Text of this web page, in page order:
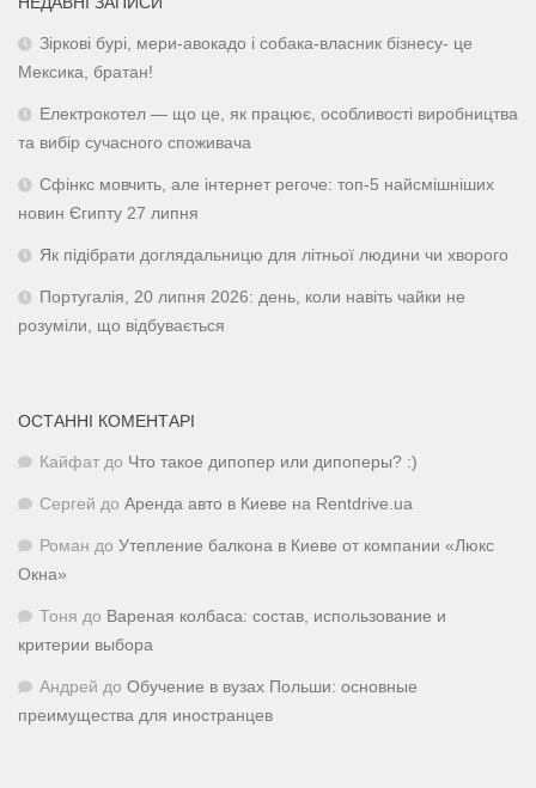
Зіркові бурі, мери-авокадо і собака-власник бізнесу- це
Мексика, братан!
Електрокотел — що це, як працює, особливості виробництва
та вибір сучасного споживача
Сфінкс мовчить, але інтернет регоче: топ-5 найсмішніших
новин Єгипту 27 липня
Як підібрати доглядальницю для літньої людини чи хворого
Португалія, 20 липня 2026: день, коли навіть чайки не
розуміли, що відбувається
ОСТАННІ КОМЕНТАРІ
Кайфат до Что такое дипопер или дипоперы? :)
Сергей до Аренда авто в Киеве на Rentdrive.ua
Роман до Утепление балкона в Киеве от компании «Люкс
Окна»
Тоня до Вареная колбаса: состав, использование и
критерии выбора
Андрей до Обучение в вузах Польши: основные
преимущества для иностранцев